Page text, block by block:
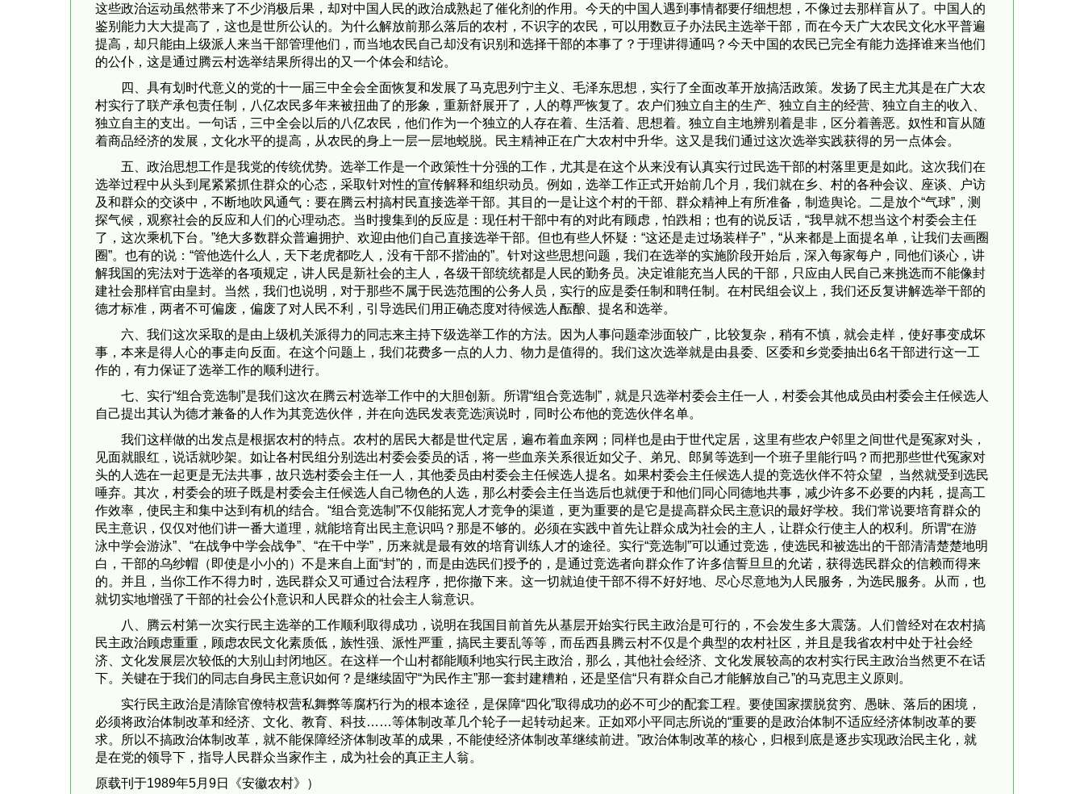
这些政治运动虽然带来了不少消极后果，却对中国人民的政治成熟起了催化剂的作用。今天的中国人遇到事情都要仔细想想，不像过去那样盲从了。中国人的
鉴别能力大大提高了，这也是世所公认的。为什么解放前那么落后的农村，不识字的农民，可以用数豆子办法民主选举干部，而在今天广大农民文化水平普遍
提高，却只能由上级派人来当干部管理他们，而当地农民自己却没有识别和选择干部的本事了？于理讲得通吗？今天中国的农民已完全有能力选择谁来当他们
的公仆，这是通过腾云村选举结果所得出的又一个体会和结论。
四、具有划时代意义的党的十一届三中全会全面恢复和发展了马克思列宁主义、毛泽东思想，实行了全面改革开放搞活政策。发扬了民主尤其是在广大农
村实行了联产承包责任制，八亿农民多年来被扭曲了的形象，重新舒展开了，人的尊严恢复了。农户们独立自主的生产、独立自主的经营、独立自主的收入、
独立自主的支出。一句话，三中全会以后的八亿农民，他们作为一个独立的人存在着、生活着、思想着。独立自主地辨别着是非，区分着善恶。奴性和盲从随
着商品经济的发展，文化水平的提高，从农民的身上一层一层地蜕脱。民主精神正在广大农村中升华。这又是我们通过这次选举实践获得的另一点体会。
五、政治思想工作是我党的传统优势。选举工作是一个政策性十分强的工作，尤其是在这个从来没有认真实行过民选干部的村落里更是如此。这次我们在
选举过程中从头到尾紧紧抓住群众的心态，采取针对性的宣传解释和组织动员。例如，选举工作正式开始前几个月，我们就在乡、村的各种会议、座谈、户访
及和群众的交谈中，不断地吹风通气：要在腾云村搞村民直接选举干部。其目的一是让这个村的干部、群众精神上有所准备，制造舆论。二是放个“气球”，测
探气候，观察社会的反应和人们的心理动态。当时搜集到的反应是：现任村干部中有的对此有顾虑，怕跌相；也有的说反话，“我早就不想当这个村委会主任
了，这次乘机下台。”绝大多数群众普遍拥护、欢迎由他们自己直接选举干部。但也有些人怀疑：“这还是走过场装样子”，“从来都是上面提名单，让我们去画圈
圈”。也有的说：“管他选什么人，天下老虎都吃人，没有干部不揩油的”。针对这些思想问题，我们在选举的实施阶段开始后，深入每家每户，同他们谈心，讲
解我国的宪法对于选举的各项规定，讲人民是新社会的主人，各级干部统统都是人民的勤务员。决定谁能充当人民的干部，只应由人民自己来挑选而不能像封
建社会那样官由皇封。当然，我们也说明，对于那些不属于民选范围的公务人员，实行的应是委任制和聘任制。在村民组会议上，我们还反复讲解选举干部的
德才标准，两者不可偏废，偏废了对人民不利，引导选民们用正确态度对待候选人酝酿、提名和选举。
六、我们这次采取的是由上级机关派得力的同志来主持下级选举工作的方法。因为人事问题牵涉面较广，比较复杂，稍有不慎，就会走样，使好事变成坏
事，本来是得人心的事走向反面。在这个问题上，我们花费多一点的人力、物力是值得的。我们这次选举就是由县委、区委和乡党委抽出6名干部进行这一工
作的，有力保证了选举工作的顺利进行。
七、实行“组合竞选制”是我们这次在腾云村选举工作中的大胆创新。所谓“组合竞选制”，就是只选举村委会主任一人，村委会其他成员由村委会主任候选人
自己提出其认为德才兼备的人作为其竞选伙伴，并在向选民发表竞选演说时，同时公布他的竞选伙伴名单。
我们这样做的出发点是根据农村的特点。农村的居民大都是世代定居，遍布着血亲网；同样也是由于世代定居，这里有些农户邻里之间世代是冤家对头，
见面就眼红，说话就吵架。如让各村民组分别选出村委会委员的话，将一些血亲关系很近如父子、弟兄、郎舅等选到一个班子里能行吗？而把那些世代冤家对
头的人选在一起更是无法共事，故只选村委会主任一人，其他委员由村委会主任候选人提名。如果村委会主任候选人提的竞选伙伴不符众望 ，当然就受到选民
唾弃。其次，村委会的班子既是村委会主任候选人自己物色的人选，那么村委会主任当选后也就便于和他们同心同德地共事，减少许多不必要的内耗，提高工
作效率，使民主和集中达到有机的结合。“组合竞选制”不仅能拓宽人才竞争的渠道，更为重要的是它是提高群众民主意识的最好学校。我们常说要培育群众的
民主意识，仅仅对他们讲一番大道理，就能培育出民主意识吗？那是不够的。必须在实践中首先让群众成为社会的主人，让群众行使主人的权利。所谓“在游
泳中学会游泳”、“在战争中学会战争”、“在干中学”，历来就是最有效的培育训练人才的途径。实行“竞选制”可以通过竞选，使选民和被选出的干部清清楚楚地明
白，干部的乌纱帽（即使是小小的）不是来自上面“封”的，而是由选民们授予的，是通过竞选者向群众作了许多信誓旦旦的允诺，获得选民群众的信赖而得来
的。并且，当你工作不得力时，选民群众又可通过合法程序，把你撤下来。这一切就迫使干部不得不好好地、尽心尽意地为人民服务，为选民服务。从而，也
就切实地增强了干部的社会公仆意识和人民群众的社会主人翁意识。
八、腾云村第一次实行民主选举的工作顺利取得成功，说明在我国目前首先从基层开始实行民主政治是可行的，不会发生多大震荡。人们曾经对在农村搞
民主政治顾虑重重，顾虑农民文化素质低，族性强、派性严重，搞民主要乱等等，而岳西县腾云村不仅是个典型的农村社区，并且是我省农村中处于社会经
济、文化发展层次较低的大别山封闭地区。在这样一个山村都能顺利地实行民主政治，那么，其他社会经济、文化发展较高的农村实行民主政治当然更不在话
下。关键在于我们的同志自身民主意识如何？是继续固守“为民作主”那一套封建糟粕，还是坚信“只有群众自己才能解放自己”的马克思主义原则。
实行民主政治是清除官僚特权营私舞弊等腐朽行为的根本途径，是保障“四化”取得成功的必不可少的配套工程。要使国家摆脱贫穷、愚昧、落后的困境，
必须将政治体制改革和经济、文化、教育、科技……等体制改革几个轮子一起转动起来。正如邓小平同志所说的“重要的是政治体制不适应经济体制改革的要
求。所以不搞政治体制改革，就不能保障经济体制改革的成果，不能使经济体制改革继续前进。”政治体制改革的核心，归根到底是逐步实现政治民主化，就
是在党的领导下，指导人民群众当家作主，成为社会的真正主人翁。
原载刊于1989年5月9日《安徽农村》）